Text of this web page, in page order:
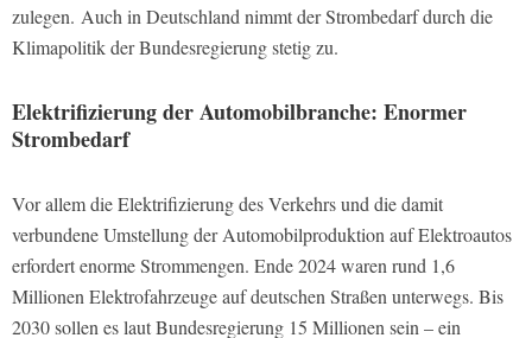
zulegen. Auch in Deutschland nimmt der Strombedarf durch die
Klimapolitik der Bundesregierung stetig zu.
Elektrifizierung der Automobilbranche: Enormer
Strombedarf
Vor allem die Elektrifizierung des Verkehrs und die damit
verbundene Umstellung der Automobilproduktion auf Elektroautos
erfordert enorme Strommengen. Ende 2024 waren rund 1,6
Millionen Elektrofahrzeuge auf deutschen Straßen unterwegs. Bis
2030 sollen es laut Bundesregierung 15 Millionen sein – ein